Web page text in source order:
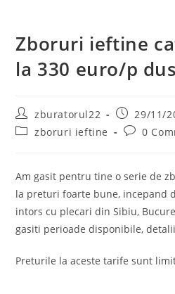
Zboruri ieftine
la 330 euro/p
Post
author:
zburatorul22
Post
published:
29/11/
Postzboruri ieftine
Post0
Am gasit pentru tine o serie de
la preturi foarte bune, incepand
intors cu plecari din Sibiu,
gasiti perioade disponibile,
Preturile la aceste tarife sunt